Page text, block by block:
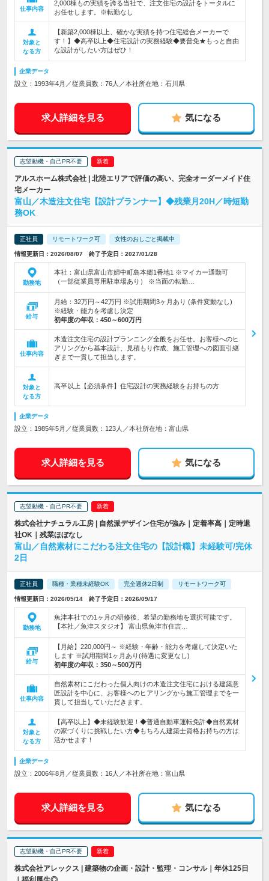
仕事内容
2,000棟もの実績を誇る当社で、注文住宅の設計をトータルに
お任せします。※転勤なし
対象と
なる方
【新築2,000棟以上、確かな実績を持つ住宅総合メーカーで
す！】◆高卒以上◆住宅設計の実務経験◆要普免★もっと自由
な設計がしたい方はぜひ！
企業データ
設立：1993年4月／従業員数：76人／本社所在地：石川県
求人詳細を見る 気になる
志望動機・自己PR不要
アルスホーム株式会社 | 北陸エリアで評価の高い、完全オーダーメイド住
宅メーカー
富山／木造注文住宅【設計プランナー】◆残業月20H／時短勤
務OK
正社員 リモートワーク可 女性のおしごと掲載中
情報更新日：2026/08/07 終了予定日：2027/01/28
勤務地
本社：富山県富山市婦中町島本郷1番地1 ※マイカー通勤可
（一部従業員専用駐車場あり） ※当面の転勤…
給与
月給：32万円～42万円 ※試用期間3ヶ月あり (条件変動なし)
※経験・能力を考慮し決定
初年度の年収： 450～600万円
仕事内容
木造注文住宅の設計プランニング全般をお任せ。お客様へのヒ
アリングから基本設計、見積もり作成、施工管理への図面引継
ぎまで一貫して担当します。
対象と
なる方
高卒以上【必須条件】住宅設計の実務経験をお持ちの方
企業データ
設立：1985年5月／従業員数：123人／本社所在地：富山県
求人詳細を見る 気になる
志望動機・自己PR不要
株式会社ナチュラル工房 | 自然派デザイン住宅が強み｜定着率高｜定時退
社OK｜残業ほぼなし
富山／自然素材にこだわる注文住宅の【設計職】未経験可/完休
2日
正社員 職種・業種未経験OK 完全週休2日制 リモートワーク可
情報更新日：2026/05/14 終了予定日：2026/09/17
勤務地
魚津本社での1ヶ月の研修後、希望の勤務地を選択可能です。
【本社／魚津スタジオ】 富山県魚津市住吉…
給与
【月給】220,000円～ ※経験・年齢・能力を考慮して決定いた
します ※試用期間1ヶ月あり(待遇に変更なし)
初年度の年収： 350～500万円
仕事内容
自然素材にこだわった個人向けの木造注文住宅における建築意
匠設計を中心に、お客様へのヒアリングから施工管理までを一
貫して担当していただきます。
対象と
なる方
【高卒以上】◆未経験歓迎！◆普通自動車運転免許◆自然素材
の家づくりに挑戦したい方◆もちろん建築士資格お持ちの方は
活かせます！
企業データ
設立：2006年8月／従業員数：16人／本社所在地：富山県
求人詳細を見る 気になる
志望動機・自己PR不要
株式会社アレックス | 建築物の企画・設計・監理・コンサル｜年休125日